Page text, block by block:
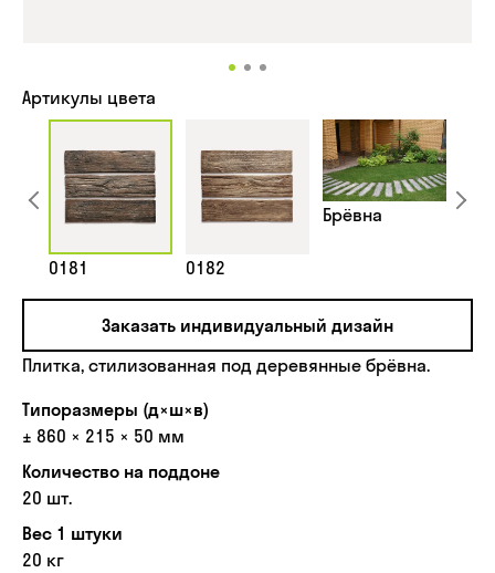
Артикулы цвета
0181 0182
Брёвна
Заказать индивидуальный дизайн
Плитка, стилизованная под деревянные брёвна.
Типоразмеры (д×ш×в)
± 860 × 215 × 50 мм
Количество на поддоне
20 шт.
Вес 1 штуки
20 кг